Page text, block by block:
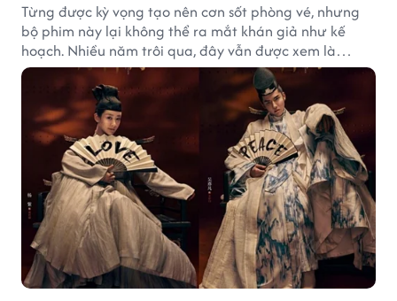
Từng được kỳ vọng tạo nên cơn sốt phòng vé, nhưng
bộ phim này lại không thể ra mắt khán giả như kế
hoạch. Nhiều năm trôi qua, đây vẫn được xem là
trường hợp đáng tiếc bậc nhất của màn ảnh Hoa ngữ.